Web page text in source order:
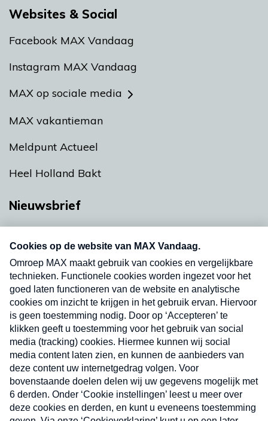
Websites & Social
Facebook MAX Vandaag
Instagram MAX Vandaag
MAX op sociale media
MAX vakantieman
Meldpunt Actueel
Heel Holland Bakt
Nieuwsbrief
nieuwsbrief. Elke vrijdag- en dinsdagochtend in
uw mailbox.
Verzend
Nieuwsbrief